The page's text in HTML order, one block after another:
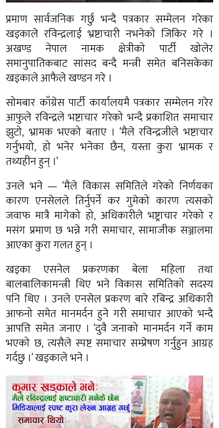
प्रमाण सार्वजनिक गर्छु भन्दै पत्रकार सम्मेलन गरेका
खड्काले रविन्द्रलाई भ्रष्टाचारी नभनेको जिकिर गरे ।
अखण्ड नेपाल नामक क्षेत्रीको पार्टी खोलेर
समानुपातिकबाट सांसद बन्दै मन्त्री समेत बनिसकेका
खड्काले आफैले खण्डन गरे ।
सोमबार काँग्रेस पार्टी कार्यालयमै पत्रकार सम्मेलन गरेर
आफुले रविन्द्रले भष्टाचार गरेको भन्दै प्रकाशित समाचार
झुटो, भ्रामक भएको बताए । ‘मैले रविन्द्रजीले भष्टाचार
गर्नुभयो, हो भनेर भनेका छैन, यस्ता कुरा भ्रामक र
तथ्यहीन हुन् ।’
उनले भने — ‘मैले विकास समितिले गरेको निर्णयका
कारण एनसेलले तिर्नुपर्ने कर गुमेको कारण त्यसको
जवाफ मात्रै मागेको हो, अधिकारीले भष्ट्राचार गरेको र
मसंग प्रमाण छ भन्ने गरी समाचार, सामाजीक सञ्जालमा
आएका कुरा गलत हुन् ।
खड्का एसनेल प्रकरणका बेला महिला तथा
बालबालिकामन्त्री थिए भने विकास समितिको सदस्य
पनि थिए । उनले एनसेल प्रकरण बारे रबिन्द्र अधिकारी
आफनो समेत मानमर्दन हुने गरी समाचार आएको भन्दै
आपत्ति समेत जनाए । ‘दुवै जनाको मानमर्दन गर्ने काम
भएको छ, त्यसैले स्पष्ट समाचार सम्प्रेषण गर्नुहुन आग्रह
गर्दछु ।’ खड्काले भने ।